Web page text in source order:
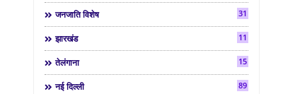
जनजाति विशेष 31
झारखंड 11
तेलंगाना 15
नई दिल्ली 89